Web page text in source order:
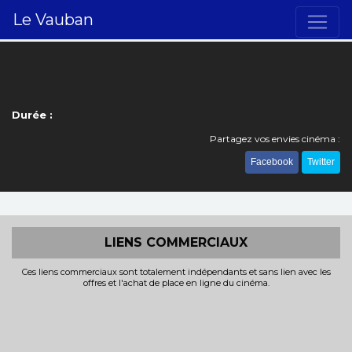
Le Vauban
Durée :
Partagez vos envies cinéma :
Facebook Twitter
LIENS COMMERCIAUX
Ces liens commerciaux sont totalement indépendants et sans lien avec les
offres et l'achat de place en ligne du cinéma.